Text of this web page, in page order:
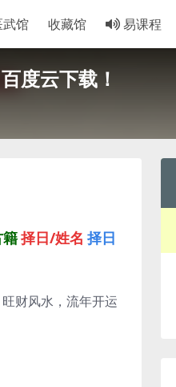
武馆 收藏馆 易课程
度云下载！
择日/姓名 择日
财风水，流年开运